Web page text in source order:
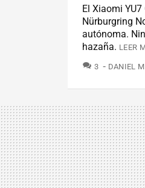
El Xiaomi
Nürburgring
autónoma.
hazaña. LEER
3 DANIEL